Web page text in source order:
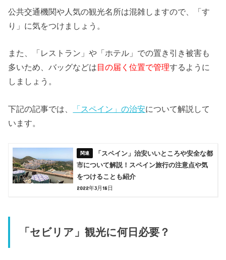
公共交通機関や人気の観光名所は混雑しますので、「す
り」に気をつけましょう。
また、「レストラン」や「ホテル」での置き引き被害も
多いため、バッグなどは 目の届く位置で管理するように
しましょう。
下記の記事では、 「スペイン」の治安について解説して
います。
「スペイン」治安いいところや安全な都
市について解説！スペイン旅行の注意点や気
をつけることも紹介
2022年3月18日
「セビリア」観光に何日必要？